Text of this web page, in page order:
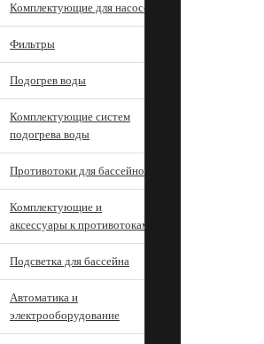
Комплектующие для насосов
Фильтры
Подогрев воды
Комплектующие систем
подогрева воды
Противотоки для бассейнов
Комплектующие и
аксессуары к противотокам
Подсветка для бассейна
Автоматика и
электрооборудование